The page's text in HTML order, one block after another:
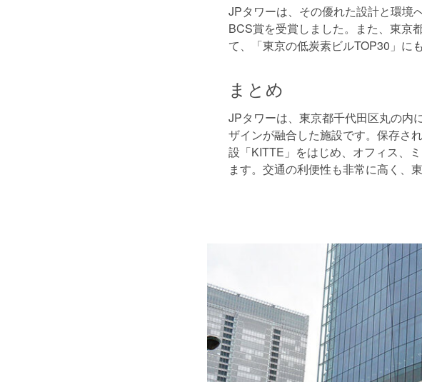
JPタワーは、その優れた設計と環境
BCS賞を受賞しました。また、東京
て、「東京の低炭素ビルTOP30」に
まとめ
JPタワーは、東京都千代田区丸の内
ザインが融合した施設です。保存さ
設「KITTE」をはじめ、オフィス、
ます。交通の利便性も非常に高く、